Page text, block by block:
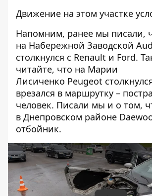
Движение на этом участке
Напомним, ранее мы писали,
на Набережной Заводской
столкнулся с Renault и Ford.
читайте, что на Марии
Лисиченко Peugeot
врезался в маршрутку –
человек. Писали мы и о том,
в Днепровском районе
отбойник.